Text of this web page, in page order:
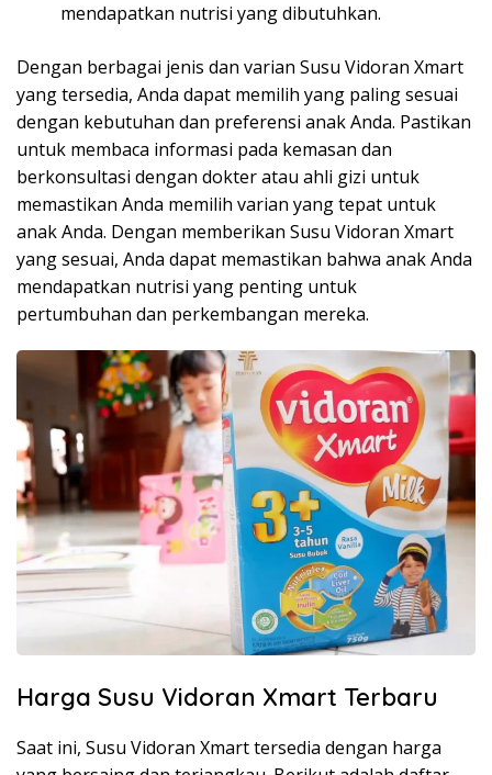
mendapatkan nutrisi yang dibutuhkan.
Dengan berbagai jenis dan varian Susu Vidoran Xmart
yang tersedia, Anda dapat memilih yang paling sesuai
dengan kebutuhan dan preferensi anak Anda. Pastikan
untuk membaca informasi pada kemasan dan
berkonsultasi dengan dokter atau ahli gizi untuk
memastikan Anda memilih varian yang tepat untuk
anak Anda. Dengan memberikan Susu Vidoran Xmart
yang sesuai, Anda dapat memastikan bahwa anak Anda
mendapatkan nutrisi yang penting untuk
pertumbuhan dan perkembangan mereka.
Harga Susu Vidoran Xmart Terbaru
Saat ini, Susu Vidoran Xmart tersedia dengan harga